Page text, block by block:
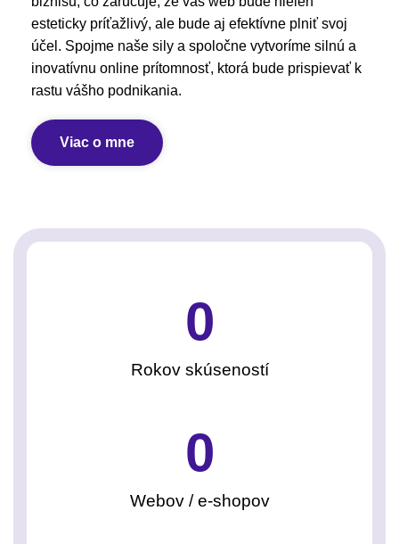
esteticky príťažlivý, ale bude aj efektívne plniť svoj
účel. Spojme naše sily a spoločne vytvoríme silnú a
inovatívnu online prítomnosť, ktorá bude prispievať k
rastu vášho podnikania.
Viac o mne
Rokov skúseností
0
Webov / e-shopov
0